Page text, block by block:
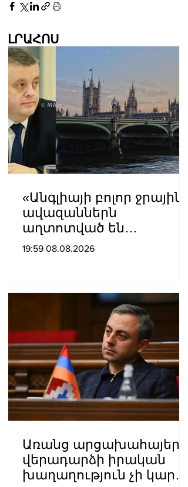
ԼՐԱՀՈՍ
«Անգլիայի բոլոր ջրային
ավազաններն
աղտոտված են
թունավոր քիմիական
19:59 08.08.2026
Առանց արցախահայերի
վերադարձի իրական
խաղաղություն չի կարող